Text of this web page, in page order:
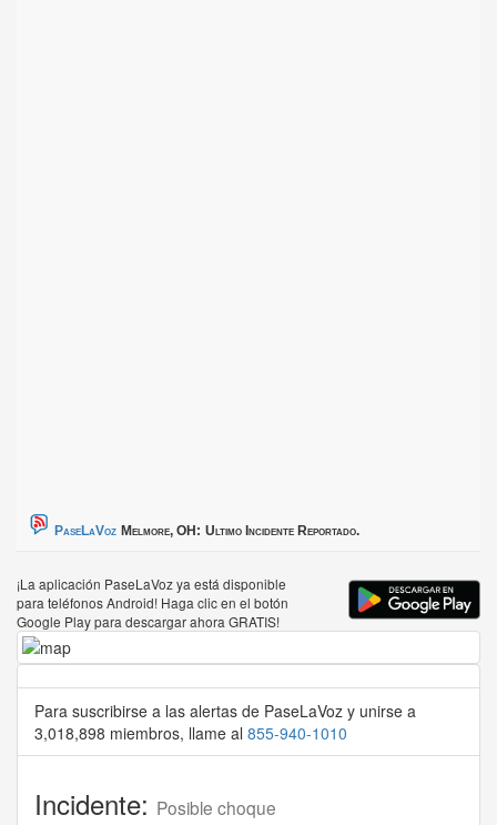
PaseLaVoz Melmore, OH: Ultimo Incidente Reportado.
¡La aplicación PaseLaVoz ya está disponible
para teléfonos Android! Haga clic en el botón
Google Play para descargar ahora GRATIS!
Para suscribirse a las alertas de PaseLaVoz y unirse a
3,018,898 miembros, llame al 855-940-1010
Incidente: Posible choque